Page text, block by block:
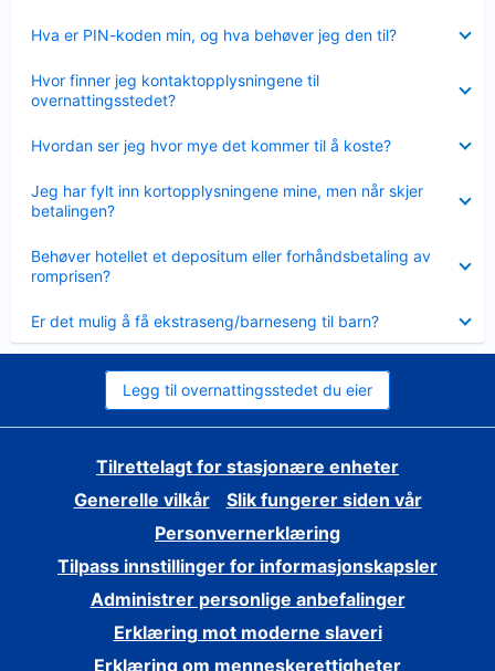
Hva er PIN-koden min, og hva behøver jeg den til?
mindre
Hvor finner jeg kontaktopplysningene til
overnattingsstedet?
mindre
Hvordan ser jeg hvor mye det kommer til å koste?
mindre
Jeg har fylt inn kortopplysningene mine, men når skjer
betalingen?
mindre
Behøver hotellet et depositum eller forhåndsbetaling av
romprisen?
mindre
Er det mulig å få ekstraseng/barneseng til barn?
mindre
Legg til overnattingsstedet du eier
Tilrettelagt for stasjonære enheter
Generelle vilkår
Slik fungerer siden vår
Personvernerklæring
Tilpass innstillinger for informasjonskapsler
Administrer personlige anbefalinger
Erklæring mot moderne slaveri
Erklæring om menneskerettigheter